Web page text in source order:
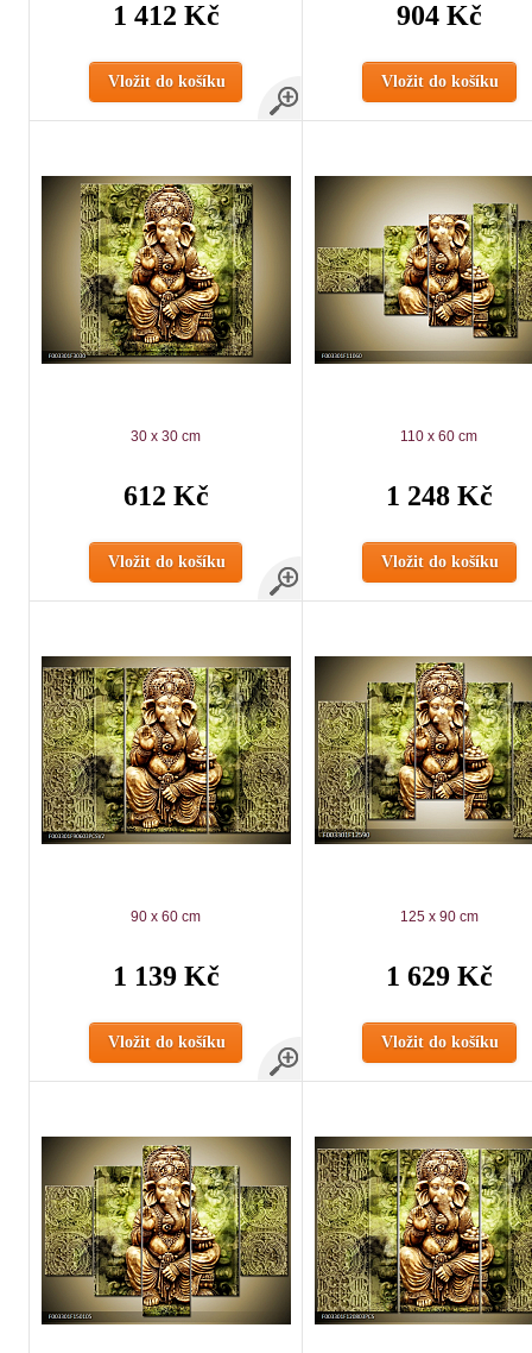
1 412 Kč
Vložit do košíku
904 Kč
Vložit do košíku
30 x 30 cm
612 Kč
Vložit do košíku
110 x 60 cm
1 248 Kč
Vložit do košíku
90 x 60 cm
1 139 Kč
Vložit do košíku
125 x 90 cm
1 629 Kč
Vložit do košíku